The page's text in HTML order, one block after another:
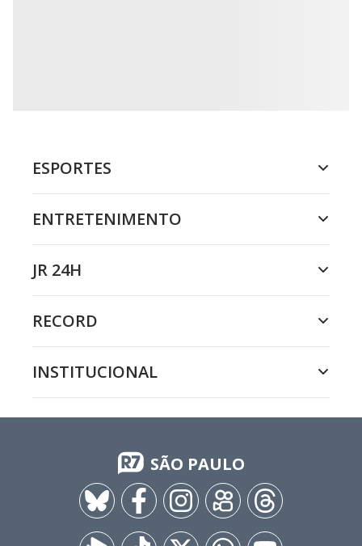
ESPORTES
ENTRETENIMENTO
JR 24H
RECORD
INSTITUCIONAL
SÃO PAULO